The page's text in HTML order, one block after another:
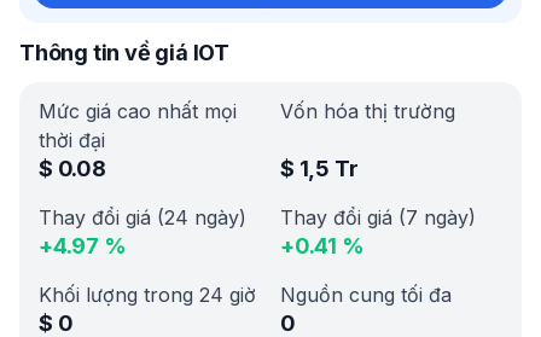
Thông tin về giá IOT
Mức giá cao nhất mọi
thời đại
$ 0.08
Vốn hóa thị trường
$ 1,5 Tr
Thay đổi giá (24 ngày)
+4.97 %
Thay đổi giá (7 ngày)
+0.41 %
Khối lượng trong 24 giờ
$ 0
Nguồn cung tối đa
0